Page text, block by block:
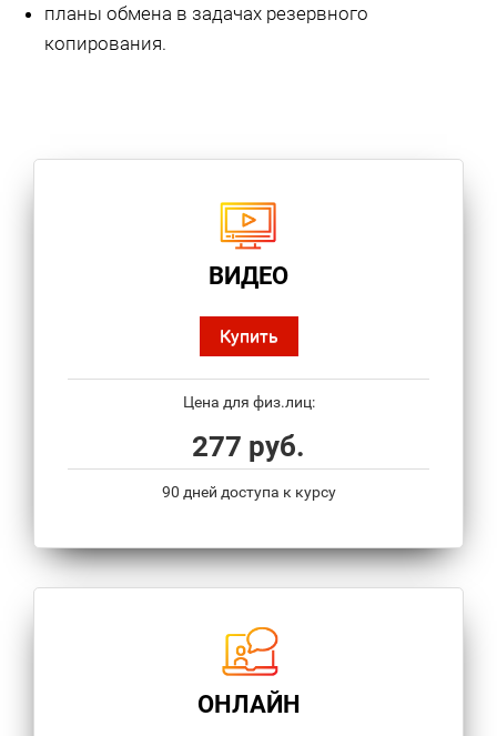
планы обмена в задачах резервного
копирования.
ВИДЕО
Купить
Цена для физ.лиц:
277 руб.
90 дней доступа к курсу
ОНЛАЙН